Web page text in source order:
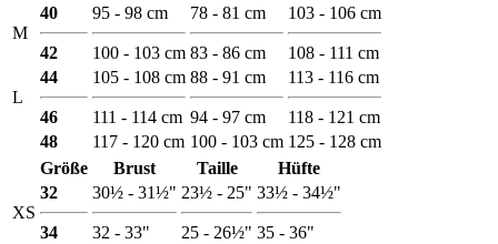
M
40
42
95 - 98 cm
100 - 103 cm
78 - 81 cm
83 - 86 cm
103 - 106 cm
108 - 111 cm
L
44
46
105 - 108 cm
111 - 114 cm
88 - 91 cm
94 - 97 cm
113 - 116 cm
118 - 121 cm
48
117 - 120 cm 100 - 103 cm 125 - 128 cm
Größe
Brust Taille Hüfte
XS
32
34
30½ - 31½"
32 - 33"
23½ - 25"
25 - 26½"
33½ - 34½"
35 - 36"